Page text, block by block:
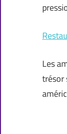
Les
trésor